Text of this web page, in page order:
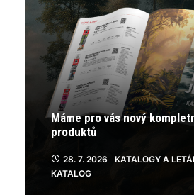
Máme pro vás nový
produktů
28. 7. 2026 KATALOGY A
KATALOG